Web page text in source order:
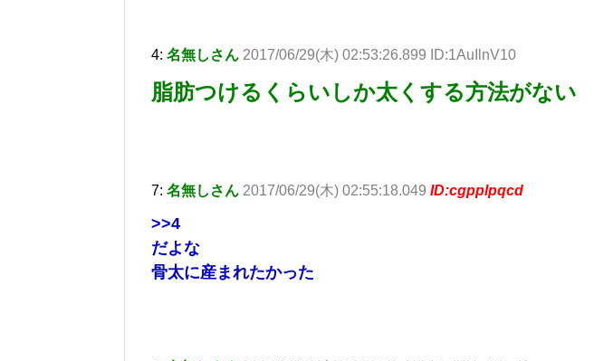
4: 名無しさん 2017/06/29(木) 02:53:26.899 ID:1AuIlnV10
脂肪つけるくらいしか太くする方法がない
7: 名無しさん 2017/06/29(木) 02:55:18.049 ID:cgpplpqcd
>>4
だよな
骨太に産まれたかった